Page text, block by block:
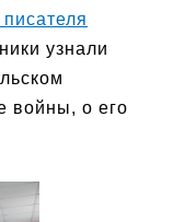
узнали
войны, о его